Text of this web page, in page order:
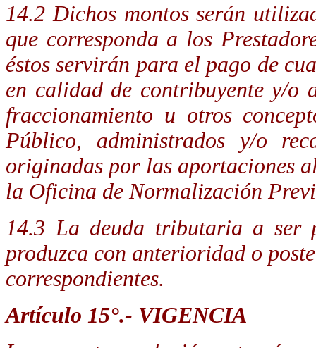
14.2 Dichos montos serán
que corresponda a los
éstos servirán para el pago de
en calidad de contribuyente y/o
fraccionamiento u otros
Público, administrados y/o
originadas por las aportaciones
la Oficina de Normalización
14.3 La deuda tributaria a ser
produzca con anterioridad o
correspondientes.
Artículo 15°.- VIGENCIA